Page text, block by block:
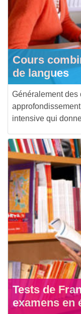
Cours
de langues
Généralement des
intensive qui
Tests de
examens en